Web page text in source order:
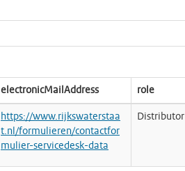
electronicMailAddress role
https://www.rijkswaterstaa
t.nl/formulieren/contactfor
mulier-servicedesk-data
Distributor